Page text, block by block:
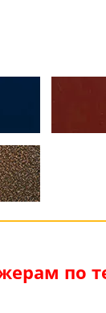
по